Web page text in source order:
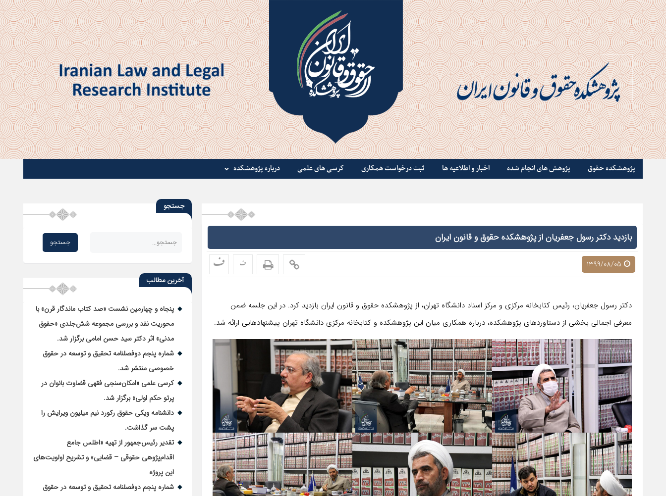
پژوهشکده حقوق پژوهش های انجام شده اخبار و اطلاعیه ها ثبت درخواست همکاری کرسی های علمی درباره پژوهشکده
بازدید دکتر رسول جعفریان از پژوهشکده حقوق و قانون ایران
ف ف
دکتر رسول جعفریان، رئیس کتابخانه مرکزی و مرکز اسناد دانشگاه تهران، از پژوهشکده حقوق و قانون ایران بازدید کرد. در این جلسه ضمن
معرفی اجمالی بخشی از دستاوردهای پژوهشکده، درباره همکاری میان این پژوهشکده و کتابخانه مرکزی دانشگاه تهران پیشنهادهایی ارائه شد.
جستجو
آخرین مطالب
پنجاه و چهارمین نشست «صد کتاب ماندگار قرن» با
محوریت نقد و بررسی مجموعه شش‌جلدی «حقوق
مدنی» اثر دکتر سید حسن امامی برگزار شد.
شماره پنجم دوفصلنامه تحقیق و توسعه در حقوق
خصوصی منتشر شد.
کرسی علمی «امکان‌سنجی فقهی قضاوت بانوان در
پرتو حکم اولی» برگزار شد.
دانشنامه ویکی حقوق رکورد نیم میلیون ویرایش را
پشت سر گذاشت.
تقدیر رئیس‌جمهور از تهیه «اطلس جامع
اقدام‌پژوهی حقوقی – قضایی» و تشریح اولویت‌های
این پروژه
شماره پنجم دوفصلنامه تحقیق و توسعه در حقوق